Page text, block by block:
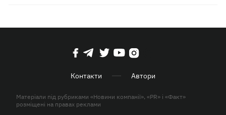
Контакти Автори
Матеріали під рубриками «Новини компанії», «PR» і «Факт»
розміщені на правах реклами